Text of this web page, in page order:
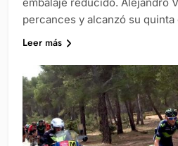
percances y alcanzó su
Leer más